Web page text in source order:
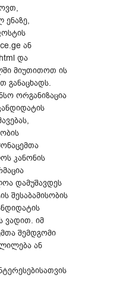
ენაზე,
ან
და
მიუთითოთ ის
განაცხადს.
ორგანიზაცია
კანონის
დამუშავდეს
შესაბამისობის
ვადით. იმ
შემდგომი
ან